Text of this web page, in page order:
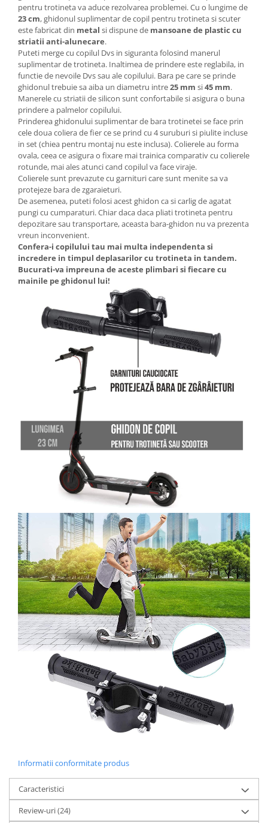
pentru trotineta va aduce rezolvarea problemei. Cu o lungime de
23 cm, ghidonul suplimentar de copil pentru trotineta si scuter
este fabricat din metal si dispune de mansoane de plastic cu
striatii anti-alunecare.
Puteti merge cu copilul Dvs in siguranta folosind manerul
suplimentar de trotineta. Inaltimea de prindere este reglabila, in
functie de nevoile Dvs sau ale copilului. Bara pe care se prinde
ghidonul trebuie sa aiba un diametru intre25 mm si45 mm.
Manerele cu striatii de silicon sunt confortabile si asigura o buna
prindere a palmelor copilului.
Prinderea ghidonului suplimentar de bara trotinetei se face prin
cele doua coliera de fier ce se prind cu 4 suruburi si piulite incluse
in set (chiea pentru montaj nu este inclusa). Colierele au forma
ovala, ceea ce asigura o fixare mai trainica comparativ cu colierele
rotunde, mai ales atunci cand copilul va face viraje.
Colierele sunt prevazute cu garnituri care sunt menite sa va
protejeze bara de zgaraieturi.
De asemenea, puteti folosi acest ghidon ca si carlig de agatat
pungi cu cumparaturi. Chiar daca daca pliati trotineta pentru
depozitare sau transportare, aceasta bara-ghidon nu va prezenta
vreun inconvenient.
Confera-i copilului tau mai multa independenta si
incredere in timpul deplasarilor cu trotineta in tandem.
Bucurati-va impreuna de aceste plimbari si fiecare cu
mainile pe ghidonul lui!
Informatii conformitate produs
Caracteristici
Review-uri(24)